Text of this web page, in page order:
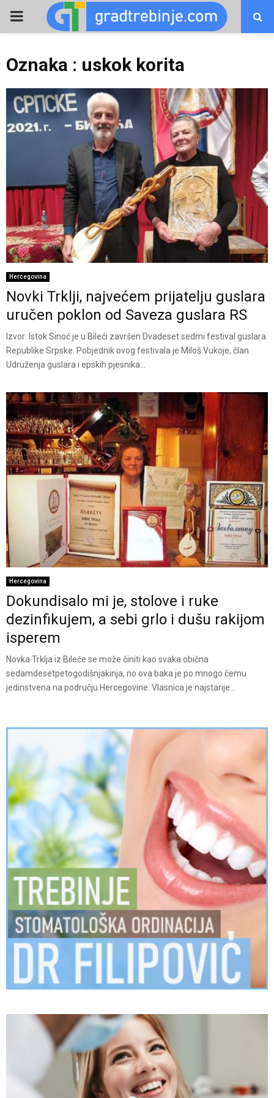
PRIMARY
Oznaka : uskok korita
Hercegovina
Novki Trklji, najvećem prijatelju guslara
uručen poklon od Saveza guslara RS
Izvor: Istok Sinoć je u Bileći završen Dvadeset sedmi festival guslara
Republike Srpske. Pobjednik ovog festivala je Miloš Vukoje, član
Udruženja guslara i epskih pjesnika...
Hercegovina
Dokundisalo mi je, stolove i ruke
dezinfikujem, a sebi grlo i dušu rakijom
isperem
Novka Trklja iz Bileće se može činiti kao svaka obična
sedamdesetpetogodišnjakinja, no ova baka je po mnogo čemu
jedinstvena na području Hercegovine. Vlasnica je najstarije...